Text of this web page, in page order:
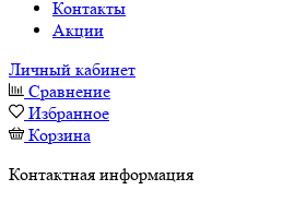
Контакты
Акции
Личный кабинет
Сравнение
Избранное
Корзина
Контактная информация